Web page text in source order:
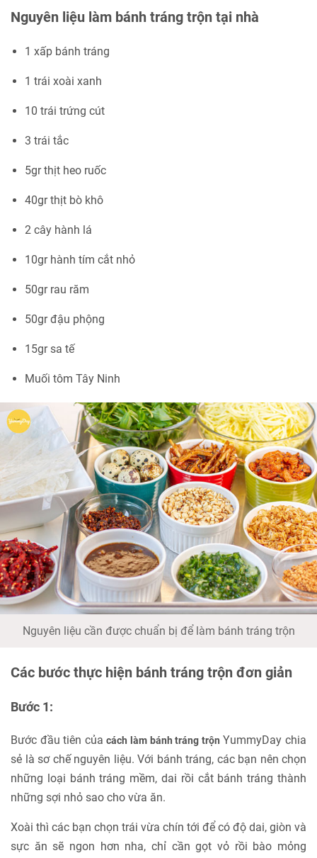
Nguyên liệu làm bánh tráng trộn tại nhà
1 xấp bánh tráng
1 trái xoài xanh
10 trái trứng cút
3 trái tắc
5gr thịt heo ruốc
40gr thịt bò khô
2 cây hành lá
10gr hành tím cắt nhỏ
50gr rau răm
50gr đậu phộng
15gr sa tế
Muối tôm Tây Ninh
Nguyên liệu cần được chuẩn bị để làm bánh tráng trộn
Các bước thực hiện bánh tráng trộn đơn giản
Bước 1:
Bước đầu tiên củacách làm bánh tráng trộn YummyDay chia
sẻ là sơ chế nguyên liệu. Với bánh tráng, các bạn nên chọn
những loại bánh tráng mềm, dai rồi cắt bánh tráng thành
những sợi nhỏ sao cho vừa ăn.
Xoài thì các bạn chọn trái vừa chín tới để có độ dai, giòn và
sực ăn sẽ ngon hơn nha, chỉ cần gọt vỏ rồi bào mỏng